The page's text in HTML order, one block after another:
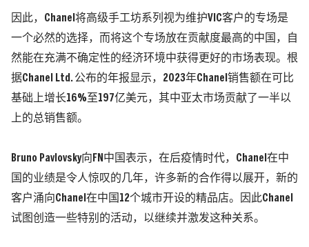
因此，Chanel将高级手工坊系列视为维护VIC客户的专场是
一个必然的选择，而将这个专场放在贡献度最高的中国，自
然能在充满不确定性的经济环境中获得更好的市场表现。根
据Chanel Ltd. 公布的年报显示，2023年Chanel销售额在可比
基础上增长16%至197亿美元，其中亚太市场贡献了一半以
上的总销售额。
Bruno Pavlovsky向FN中国表示，在后疫情时代，Chanel在中
国的业绩是令人惊叹的几年，许多新的合作得以展开，新的
客户涌向Chanel在中国12个城市开设的精品店。因此Chanel
试图创造一些特别的活动，以继续并激发这种关系。